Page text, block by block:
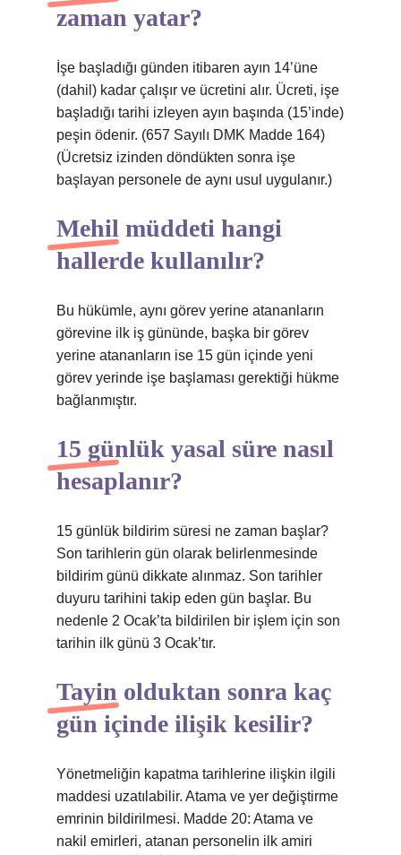
zaman yatar?
İşe başladığı günden itibaren ayın 14’üne
(dahil) kadar çalışır ve ücretini alır. Ücreti, işe
başladığı tarihi izleyen ayın başında (15’inde)
peşin ödenir. (657 Sayılı DMK Madde 164)
(Ücretsiz izinden döndükten sonra işe
başlayan personele de aynı usul uygulanır.)
Mehil müddeti hangi
hallerde kullanılır?
Bu hükümle, aynı görev yerine atananların
görevine ilk iş gününde, başka bir görev
yerine atananların ise 15 gün içinde yeni
görev yerinde işe başlaması gerektiği hükme
bağlanmıştır.
15 günlük yasal süre nasıl
hesaplanır?
15 günlük bildirim süresi ne zaman başlar?
Son tarihlerin gün olarak belirlenmesinde
bildirim günü dikkate alınmaz. Son tarihler
duyuru tarihini takip eden gün başlar. Bu
nedenle 2 Ocak’ta bildirilen bir işlem için son
tarihin ilk günü 3 Ocak’tır.
Tayin olduktan sonra kaç
gün içinde ilişik kesilir?
Yönetmeliğin kapatma tarihlerine ilişkin ilgili
maddesi uzatılabilir. Atama ve yer değiştirme
emrinin bildirilmesi. Madde 20: Atama ve
nakil emirleri, atanan personelin ilk amiri